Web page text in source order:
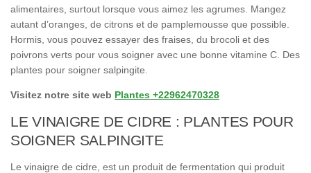
alimentaires, surtout lorsque vous aimez les agrumes. Mangez
autant d’oranges, de citrons et de pamplemousse que possible.
Hormis, vous pouvez essayer des fraises, du brocoli et des
poivrons verts pour vous soigner avec une bonne vitamine C. Des
plantes pour soigner salpingite.
Visitez notre site web Plantes +22962470328
LE VINAIGRE DE CIDRE : PLANTES POUR
SOIGNER SALPINGITE
Le vinaigre de cidre, est un produit de fermentation qui produit